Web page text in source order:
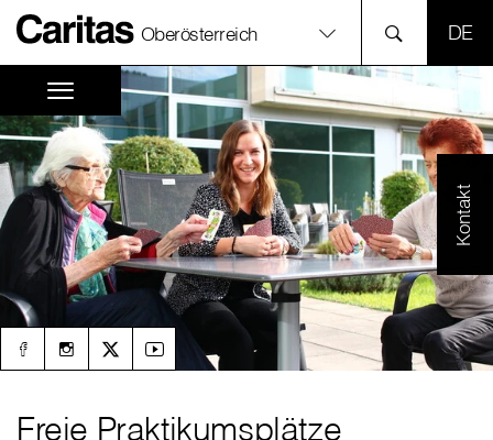
Oberösterreich
Kontakt
Freie Praktikumsplätze